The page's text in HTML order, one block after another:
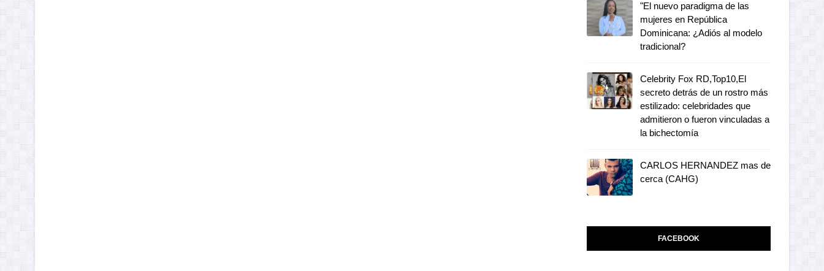
"El nuevo paradigma de las
mujeres en República
Dominicana: ¿Adiós al modelo
tradicional?
Celebrity Fox RD,Top10,El
secreto detrás de un rostro más
estilizado: celebridades que
admitieron o fueron vinculadas a
la bichectomía
CARLOS HERNANDEZ mas de
cerca (CAHG)
FACEBOOK